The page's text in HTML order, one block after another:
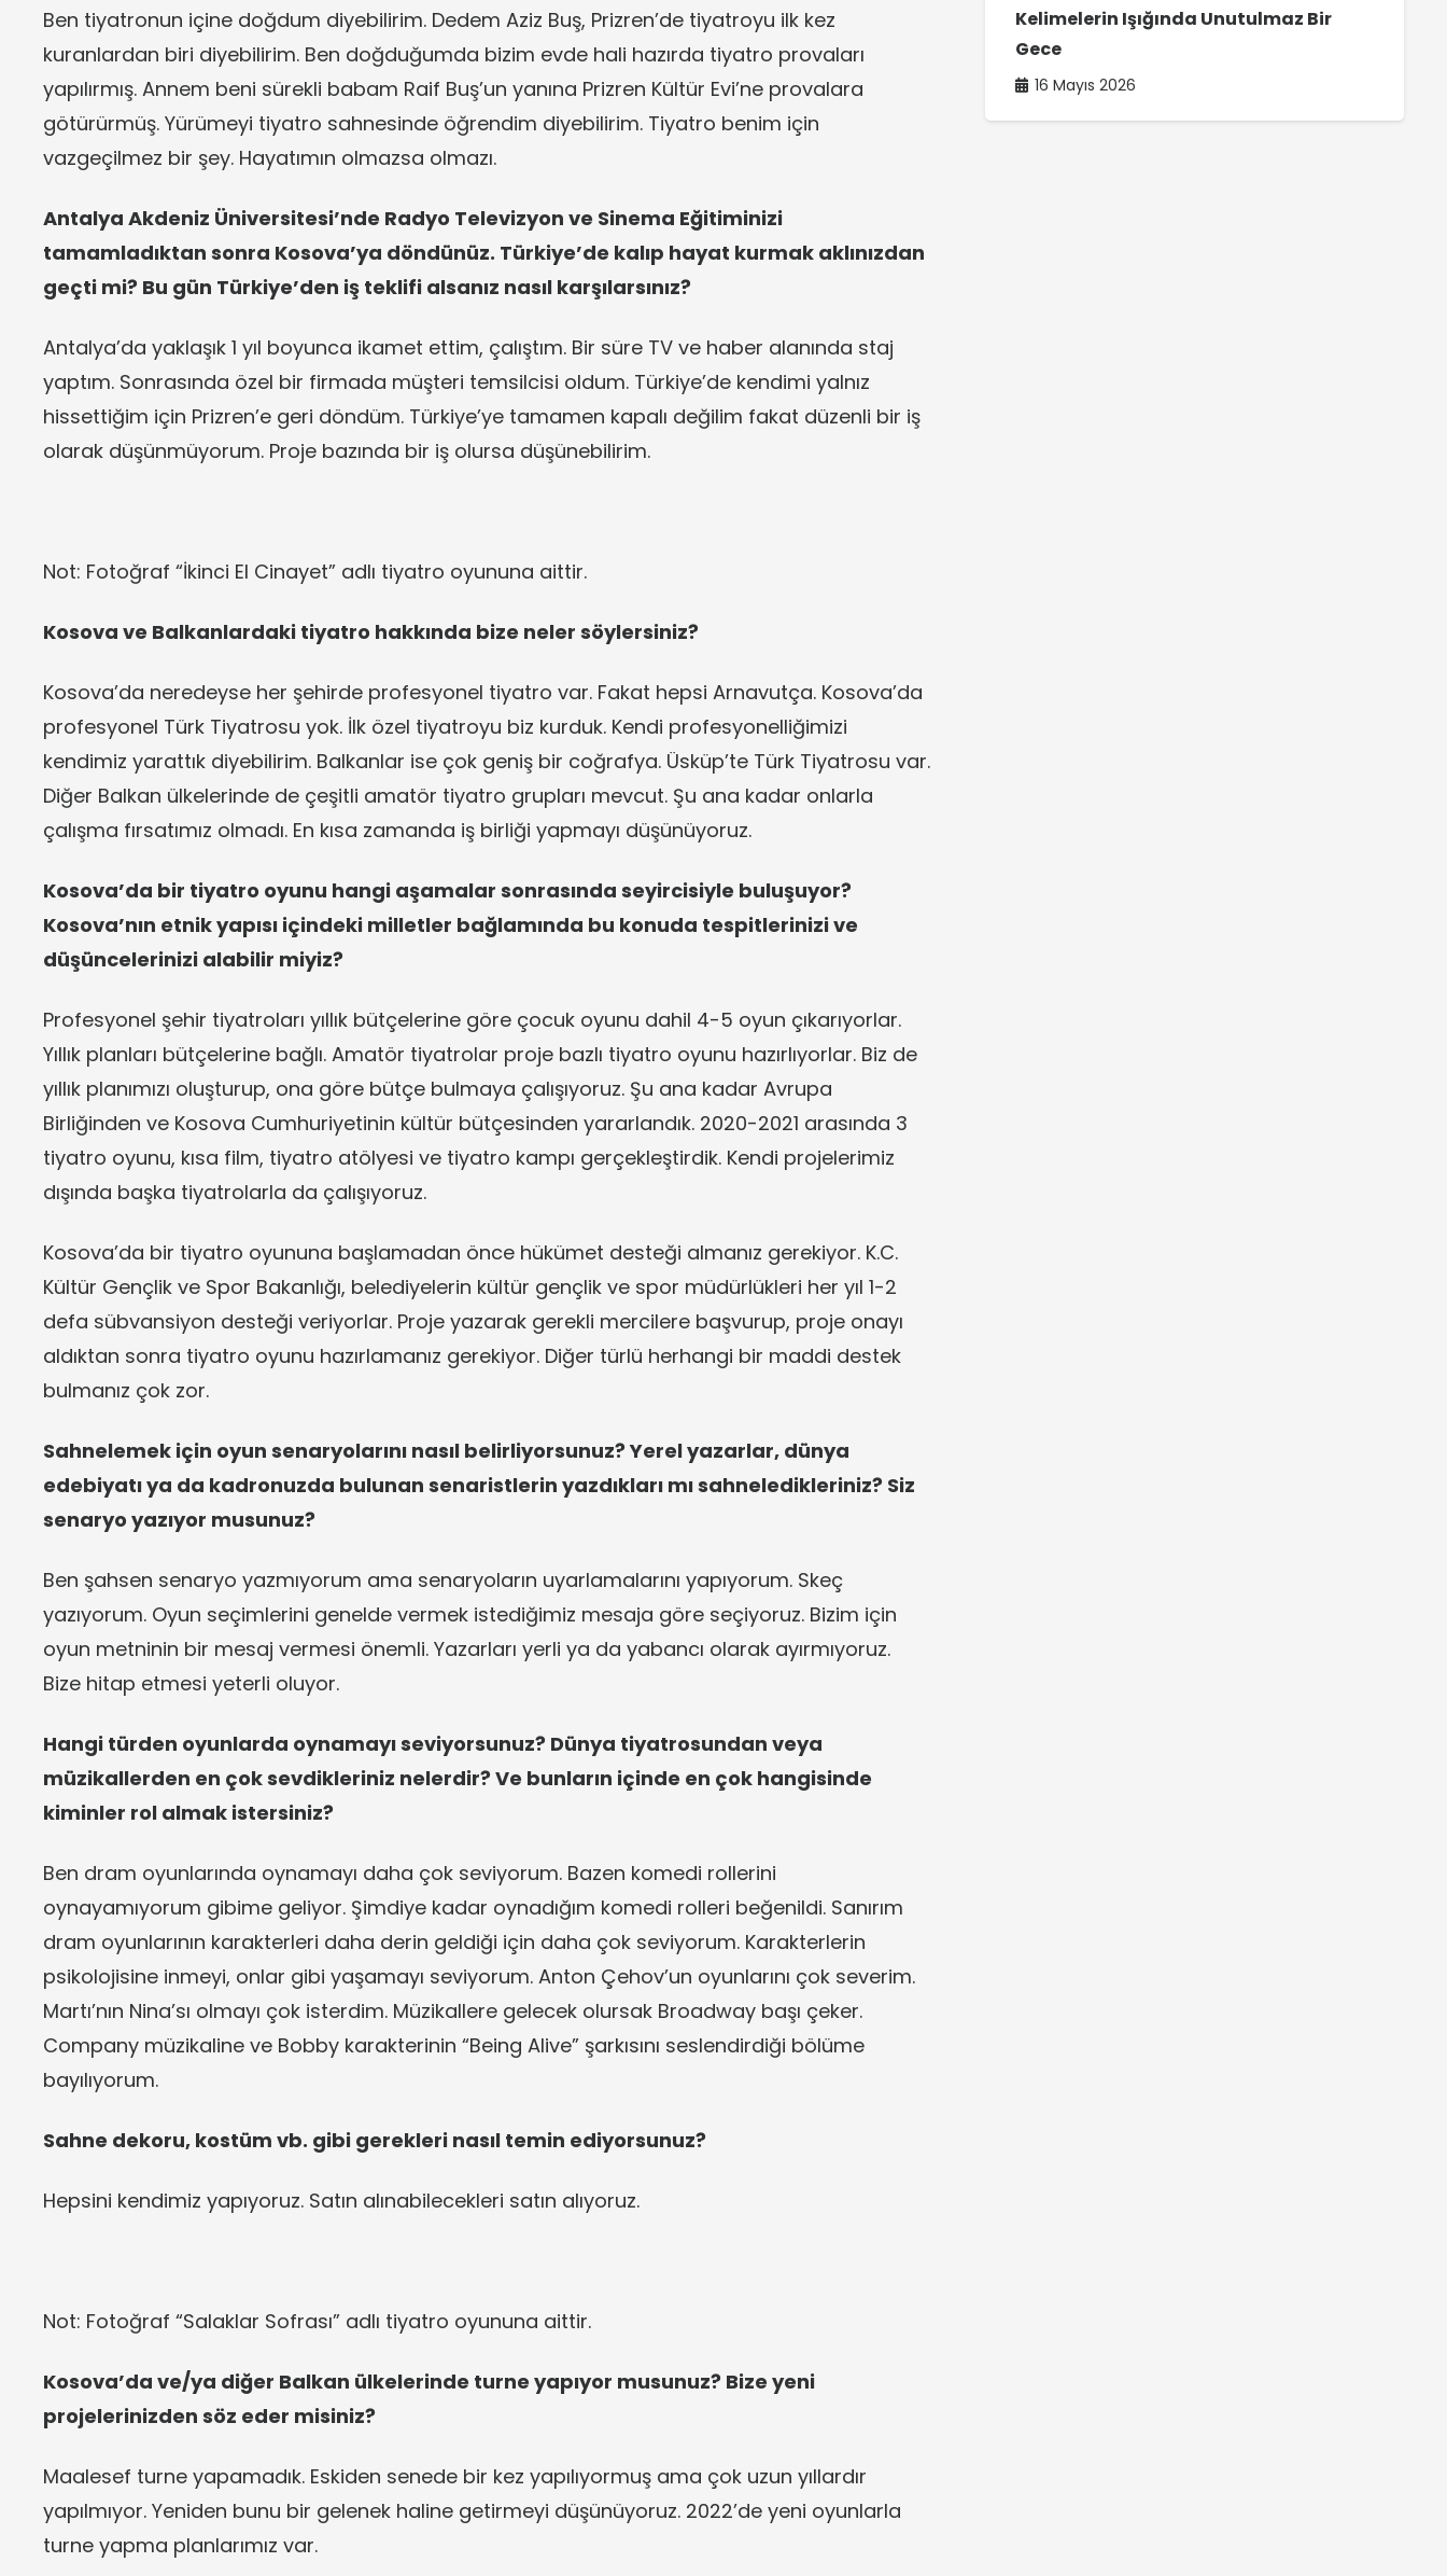
Ben tiyatronun içine doğdum diyebilirim. Dedem Aziz Buş, Prizren’de tiyatroyu ilk kez
kuranlardan biri diyebilirim. Ben doğduğumda bizim evde hali hazırda tiyatro provaları
yapılırmış. Annem beni sürekli babam Raif Buş’un yanına Prizren Kültür Evi’ne provalara
götürürmüş. Yürümeyi tiyatro sahnesinde öğrendim diyebilirim. Tiyatro benim için
vazgeçilmez bir şey. Hayatımın olmazsa olmazı.
Antalya Akdeniz Üniversitesi’nde Radyo Televizyon ve Sinema Eğitiminizi
tamamladıktan sonra Kosova’ya döndünüz. Türkiye’de kalıp hayat kurmak aklınızdan
geçti mi? Bu gün Türkiye’den iş teklifi alsanız nasıl karşılarsınız?
Antalya’da yaklaşık 1 yıl boyunca ikamet ettim, çalıştım. Bir süre TV ve haber alanında staj
yaptım. Sonrasında özel bir firmada müşteri temsilcisi oldum. Türkiye’de kendimi yalnız
hissettiğim için Prizren’e geri döndüm. Türkiye’ye tamamen kapalı değilim fakat düzenli bir iş
olarak düşünmüyorum. Proje bazında bir iş olursa düşünebilirim.
Not: Fotoğraf “İkinci El Cinayet” adlı tiyatro oyununa aittir.
Kosova ve Balkanlardaki tiyatro hakkında bize neler söylersiniz?
Kosova’da neredeyse her şehirde profesyonel tiyatro var. Fakat hepsi Arnavutça. Kosova’da
profesyonel Türk Tiyatrosu yok. İlk özel tiyatroyu biz kurduk. Kendi profesyonelliğimizi
kendimiz yarattık diyebilirim. Balkanlar ise çok geniş bir coğrafya. Üsküp’te Türk Tiyatrosu var.
Diğer Balkan ülkelerinde de çeşitli amatör tiyatro grupları mevcut. Şu ana kadar onlarla
çalışma fırsatımız olmadı. En kısa zamanda iş birliği yapmayı düşünüyoruz.
Kosova’da bir tiyatro oyunu hangi aşamalar sonrasında seyircisiyle buluşuyor?
Kosova’nın etnik yapısı içindeki milletler bağlamında bu konuda tespitlerinizi ve
düşüncelerinizi alabilir miyiz?
Profesyonel şehir tiyatroları yıllık bütçelerine göre çocuk oyunu dahil 4-5 oyun çıkarıyorlar.
Yıllık planları bütçelerine bağlı. Amatör tiyatrolar proje bazlı tiyatro oyunu hazırlıyorlar. Biz de
yıllık planımızı oluşturup, ona göre bütçe bulmaya çalışıyoruz. Şu ana kadar Avrupa
Birliğinden ve Kosova Cumhuriyetinin kültür bütçesinden yararlandık. 2020-2021 arasında 3
tiyatro oyunu, kısa film, tiyatro atölyesi ve tiyatro kampı gerçekleştirdik. Kendi projelerimiz
dışında başka tiyatrolarla da çalışıyoruz.
Kosova’da bir tiyatro oyununa başlamadan önce hükümet desteği almanız gerekiyor. K.C.
Kültür Gençlik ve Spor Bakanlığı, belediyelerin kültür gençlik ve spor müdürlükleri her yıl 1-2
defa sübvansiyon desteği veriyorlar. Proje yazarak gerekli mercilere başvurup, proje onayı
aldıktan sonra tiyatro oyunu hazırlamanız gerekiyor. Diğer türlü herhangi bir maddi destek
bulmanız çok zor.
Sahnelemek için oyun senaryolarını nasıl belirliyorsunuz? Yerel yazarlar, dünya
edebiyatı ya da kadronuzda bulunan senaristlerin yazdıkları mı sahneledikleriniz? Siz
senaryo yazıyor musunuz?
Ben şahsen senaryo yazmıyorum ama senaryoların uyarlamalarını yapıyorum. Skeç
yazıyorum. Oyun seçimlerini genelde vermek istediğimiz mesaja göre seçiyoruz. Bizim için
oyun metninin bir mesaj vermesi önemli. Yazarları yerli ya da yabancı olarak ayırmıyoruz.
Bize hitap etmesi yeterli oluyor.
Hangi türden oyunlarda oynamayı seviyorsunuz? Dünya tiyatrosundan veya
müzikallerden en çok sevdikleriniz nelerdir? Ve bunların içinde en çok hangisinde
kiminler rol almak istersiniz?
Ben dram oyunlarında oynamayı daha çok seviyorum. Bazen komedi rollerini
oynayamıyorum gibime geliyor. Şimdiye kadar oynadığım komedi rolleri beğenildi. Sanırım
dram oyunlarının karakterleri daha derin geldiği için daha çok seviyorum. Karakterlerin
psikolojisine inmeyi, onlar gibi yaşamayı seviyorum. Anton Çehov’un oyunlarını çok severim.
Martı’nın Nina’sı olmayı çok isterdim. Müzikallere gelecek olursak Broadway başı çeker.
Company müzikaline ve Bobby karakterinin “Being Alive” şarkısını seslendirdiği bölüme
bayılıyorum.
Sahne dekoru, kostüm vb. gibi gerekleri nasıl temin ediyorsunuz?
Hepsini kendimiz yapıyoruz. Satın alınabilecekleri satın alıyoruz.
Not: Fotoğraf “Salaklar Sofrası” adlı tiyatro oyununa aittir.
Kosova’da ve/ya diğer Balkan ülkelerinde turne yapıyor musunuz? Bize yeni
projelerinizden söz eder misiniz?
Maalesef turne yapamadık. Eskiden senede bir kez yapılıyormuş ama çok uzun yıllardır
yapılmıyor. Yeniden bunu bir gelenek haline getirmeyi düşünüyoruz. 2022’de yeni oyunlarla
turne yapma planlarımız var.
Kelimelerin Işığında Unutulmaz Bir
Gece
16 Mayıs 2026